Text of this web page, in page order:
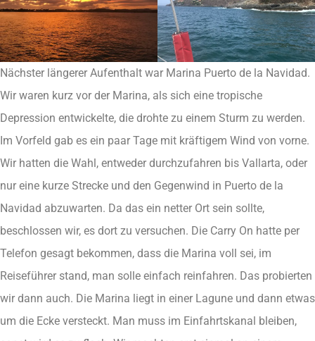
Nächster längerer Aufenthalt war Marina Puerto de la Navidad.
Wir waren kurz vor der Marina, als sich eine tropische
Depression entwickelte, die drohte zu einem Sturm zu werden.
Im Vorfeld gab es ein paar Tage mit kräftigem Wind von vorne.
Wir hatten die Wahl, entweder durchzufahren bis Vallarta, oder
nur eine kurze Strecke und den Gegenwind in Puerto de la
Navidad abzuwarten. Da das ein netter Ort sein sollte,
beschlossen wir, es dort zu versuchen. Die Carry On hatte per
Telefon gesagt bekommen, dass die Marina voll sei, im
Reiseführer stand, man solle einfach reinfahren. Das probierten
wir dann auch. Die Marina liegt in einer Lagune und dann etwas
um die Ecke versteckt. Man muss im Einfahrtskanal bleiben,